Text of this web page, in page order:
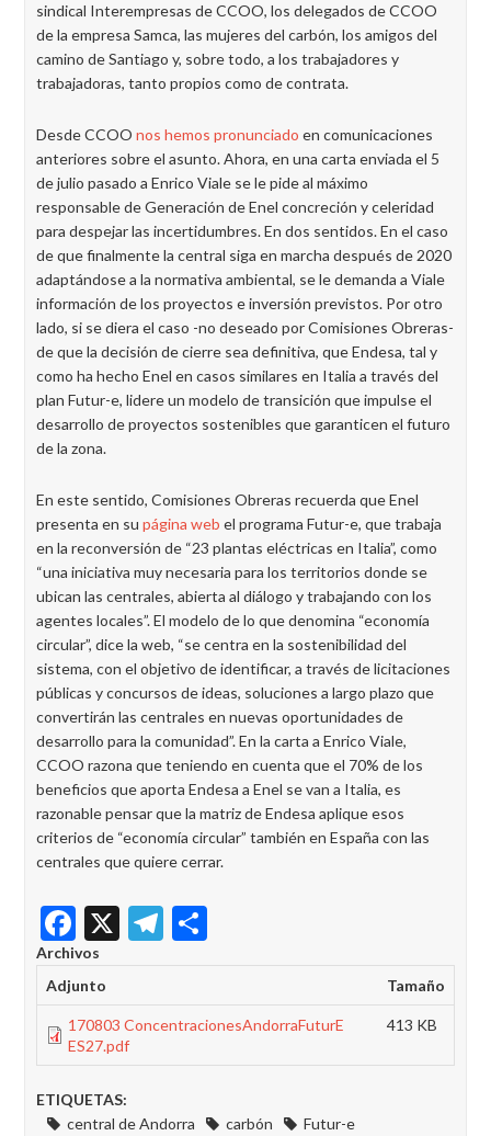
sindical Interempresas de CCOO, los delegados de CCOO
de la empresa Samca, las mujeres del carbón, los amigos del
camino de Santiago y, sobre todo, a los trabajadores y
trabajadoras, tanto propios como de contrata.
Desde CCOO nos hemos pronunciado en comunicaciones
anteriores sobre el asunto. Ahora, en una carta enviada el 5
de julio pasado a Enrico Viale se le pide al máximo
responsable de Generación de Enel concreción y celeridad
para despejar las incertidumbres. En dos sentidos. En el caso
de que finalmente la central siga en marcha después de 2020
adaptándose a la normativa ambiental, se le demanda a Viale
información de los proyectos e inversión previstos. Por otro
lado, si se diera el caso -no deseado por Comisiones Obreras-
de que la decisión de cierre sea definitiva, que Endesa, tal y
como ha hecho Enel en casos similares en Italia a través del
plan Futur-e, lidere un modelo de transición que impulse el
desarrollo de proyectos sostenibles que garanticen el futuro
de la zona.
En este sentido, Comisiones Obreras recuerda que Enel
presenta en su página web el programa Futur-e, que trabaja
en la reconversión de “23 plantas eléctricas en Italia”, como
“una iniciativa muy necesaria para los territorios donde se
ubican las centrales, abierta al diálogo y trabajando con los
agentes locales”. El modelo de lo que denomina “economía
circular”, dice la web, “se centra en la sostenibilidad del
sistema, con el objetivo de identificar, a través de licitaciones
públicas y concursos de ideas, soluciones a largo plazo que
convertirán las centrales en nuevas oportunidades de
desarrollo para la comunidad”. En la carta a Enrico Viale,
CCOO razona que teniendo en cuenta que el 70% de los
beneficios que aporta Endesa a Enel se van a Italia, es
razonable pensar que la matriz de Endesa aplique esos
criterios de “economía circular” también en España con las
centrales que quiere cerrar.
Facebook
X Telegram
Archivos
Adjunto
Tamaño
170803 ConcentracionesAndorraFuturE
ES27.pdf
413 KB
ETIQUETAS:
central de Andorra
carbón
Futur-e